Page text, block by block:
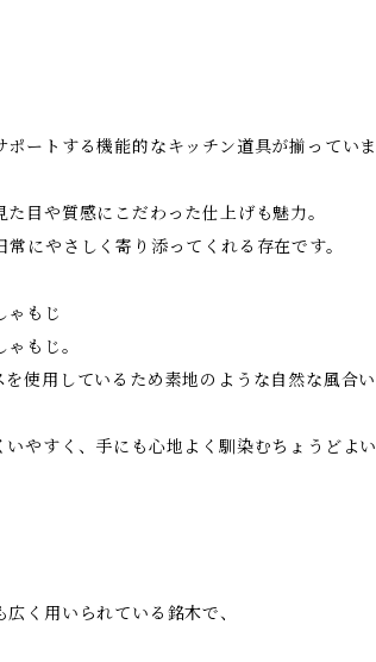
ポートする機能的なキッチン道具が揃っていま
目や質感にこだわった仕上げも魅力。
にやさしく寄り添ってくれる存在です。
ゃもじ
もじ。
使用しているため素地のような自然な風合い
やすく、手にも心地よく馴染むちょうどよい
く用いられている銘木で、